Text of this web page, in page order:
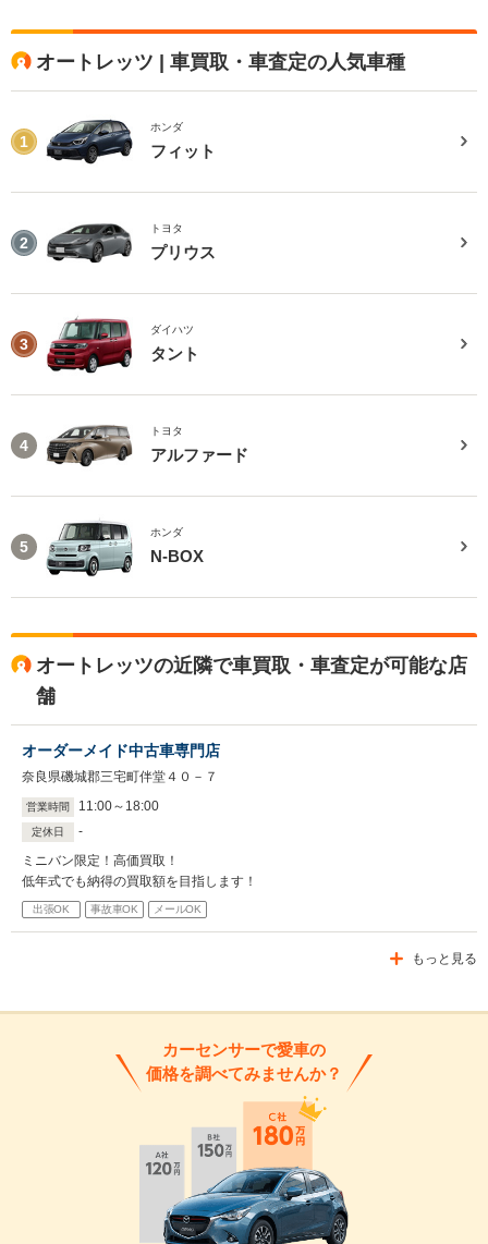
オートレッツ | 車買取・車査定の人気車種
1
ホンダ
フィット
2
トヨタ
プリウス
3
ダイハツ
タント
4
トヨタ
アルファード
5
ホンダ
N-BOX
オートレッツの近隣で車買取・車査定が可能な店
舗
オーダーメイド中古車専門店
奈良県磯城郡三宅町伴堂４０－７
営業時間 11:00～ 18:00
定休日
-
ミニバン限定！高価買取！
低年式でも納得の買取額を目指します！
出張OK 事故車OK メールOK
もっと見る
カーセンサーで愛車の
価格を調べてみませんか？